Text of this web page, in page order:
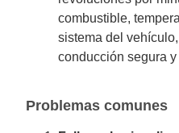
combustible,
sistema del
conducción segura
Problemas comunes